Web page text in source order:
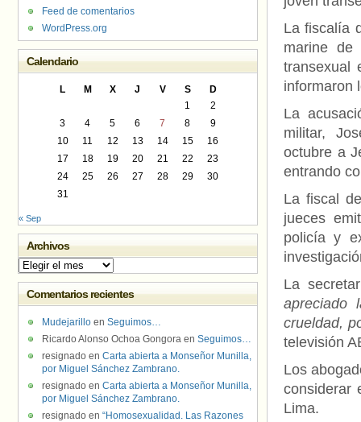
La fiscalía
marine de
transexual
informaron
La
militar,
octubre a
entrando
La fiscal
jueces
policía y
La
apreciado
crueldad,
televisión
Los
considerar
Lima.
Feed de comentarios
WordPress.org
Calendario
L M X J V S
D
1
2
3
4 5 6 7 8
9
10
11 12 13 14 15
16
17
18 19 20 21 22
23
24
25 26 27 28 29
30
31
« Sep
Archivos
Archivos
Comentarios recientes
Mudejarillo en Seguimos…
Ricardo Alonso Ochoa Gongora en Seguimos…
resignado en Carta abierta a Monseñor Munilla,
por Miguel Sánchez Zambrano.
resignado en Carta abierta a Monseñor Munilla,
por Miguel Sánchez Zambrano.
resignado en “Homosexualidad. Las Razones